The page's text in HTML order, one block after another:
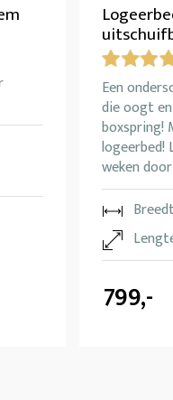
Een
die oogt
boxspring!
logeerbed!
weken
799,-